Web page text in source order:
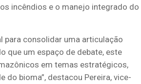
incêndios e o manejo integrado do
para consolidar uma articulação
que um espaço de debate, este
em temas estratégicos,
bioma”, destacou Pereira, vice-